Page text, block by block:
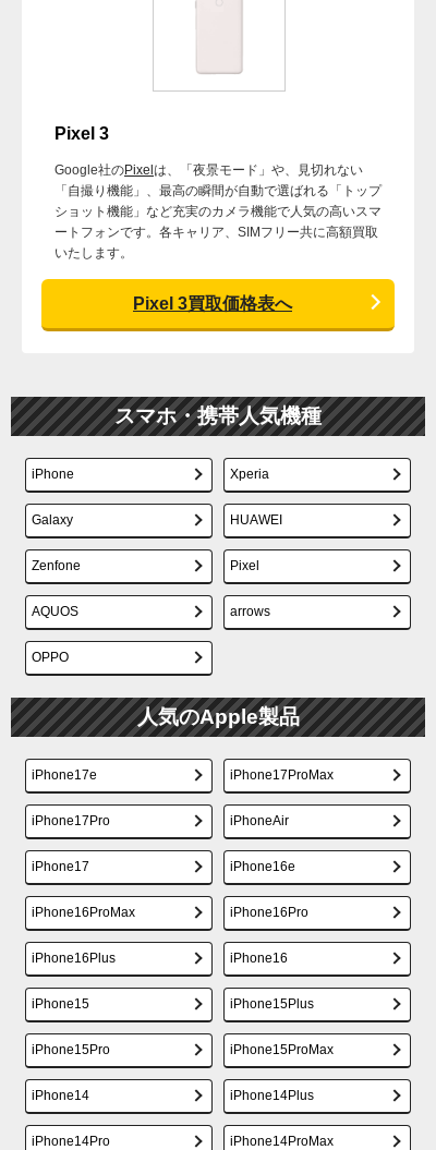
Pixel 3
Google社のPixelは、「夜景モード」や、見切れない
「自撮り機能」、最高の瞬間が自動で選ばれる「トップ
ショット機能」など充実のカメラ機能で人気の高いスマ
ートフォンです。各キャリア、SIMフリー共に高額買取
いたします。
Pixel 3買取価格表へ
スマホ・携帯人気機種
iPhone Xperia
Galaxy HUAWEI
Zenfone Pixel
AQUOS arrows
OPPO
人気のApple製品
iPhone17e iPhone17ProMax
iPhone17Pro iPhoneAir
iPhone17 iPhone16e
iPhone16ProMax iPhone16Pro
iPhone16Plus iPhone16
iPhone15 iPhone15Plus
iPhone15Pro iPhone15ProMax
iPhone14 iPhone14Plus
iPhone14Pro iPhone14ProMax